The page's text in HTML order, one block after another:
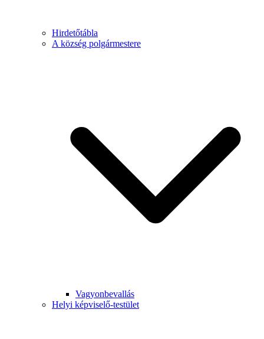
Hirdetőtábla
A község polgármestere
Vagyonbevallás
Helyi képviselő-testület